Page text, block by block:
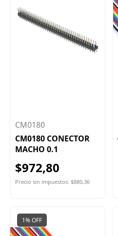
CM0180
CM0180 CONECTOR
MACHO 0.1
$972,80
Precio sin impuestos: $880,36
1% OFF